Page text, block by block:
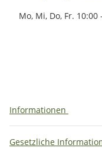
Mo, Mi, Do, Fr.
Informationen
Gesetzliche